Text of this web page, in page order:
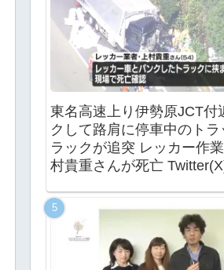
東名高速上り伊勢原JCT付
クして路肩に停車中のトラ
ラックが追突 レッカー作
村貴重さんが死亡